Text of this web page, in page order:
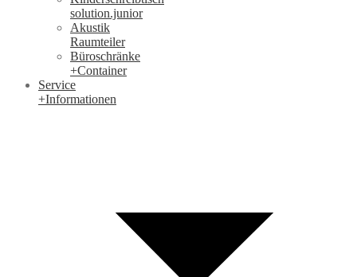
solution.junior
Akustik
Raumteiler
Büroschränke
+Container
Service
+Informationen